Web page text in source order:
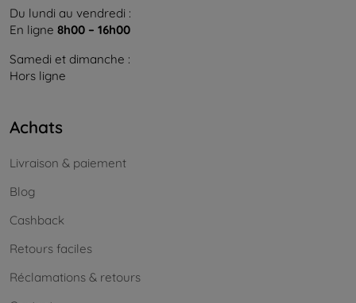
Du lundi au vendredi :
En ligne 8h00 – 16h00
Samedi et dimanche :
Hors ligne
Achats
Livraison & paiement
Blog
Cashback
Retours faciles
Réclamations & retours